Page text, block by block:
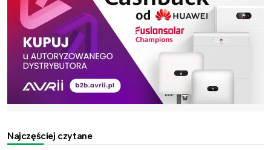
Najczęściej czytane